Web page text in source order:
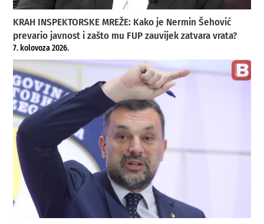
KRAH INSPEKTORSKE MREŽE: Kako je Nermin Šehović
prevario javnost i zašto mu FUP zauvijek zatvara vrata?
7. kolovoza 2026.